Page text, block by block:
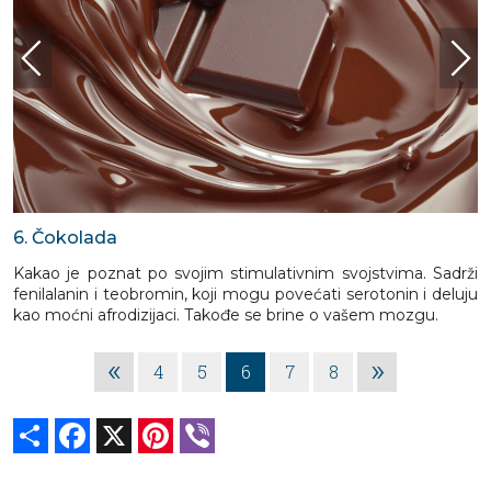
6. Čokolada
Kakao je poznat po svojim stimulativnim svojstvima. Sadrži
fenilalanin i teobromin, koji mogu povećati serotonin i deluju
kao moćni afrodizijaci. Takođe se brine o vašem mozgu.
« 4 5 6 7 8 »
Share Facebook Pinterest